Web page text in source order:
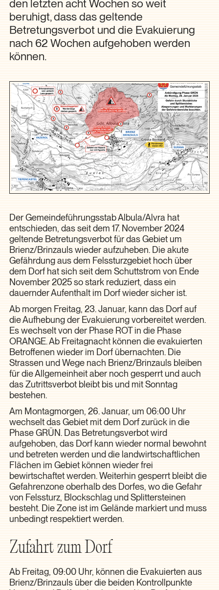
den letzten acht Wochen so weit
beruhigt, dass das geltende
Betretungsverbot und die Evakuierung
nach 62 Wochen aufgehoben werden
können.
Der Gemeindeführungsstab Albula/Alvra hat
entschieden, das seit dem 17. November 2024
geltende Betretungsverbot für das Gebiet um
Brienz/Brinzauls wieder aufzuheben. Die akute
Gefährdung aus dem Felssturzgebiet hoch über
dem Dorf hat sich seit dem Schuttstrom von Ende
November 2025 so stark reduziert, dass ein
dauernder Aufenthalt im Dorf wieder sicher ist.
Ab morgen Freitag, 23. Januar, kann das Dorf auf
die Aufhebung der Evakuierung vorbereitet werden.
Es wechselt von der Phase ROT in die Phase
ORANGE. Ab Freitagnacht können die evakuierten
Betroffenen wieder im Dorf übernachten. Die
Strassen und Wege nach Brienz/Brinzauls bleiben
für die Allgemeinheit aber noch gesperrt und auch
das Zutrittsverbot bleibt bis und mit Sonntag
bestehen.
Am Montagmorgen, 26. Januar, um 06:00 Uhr
wechselt das Gebiet mit dem Dorf zurück in die
Phase GRÜN. Das Betretungsverbot wird
aufgehoben, das Dorf kann wieder normal bewohnt
und betreten werden und die landwirtschaftlichen
Flächen im Gebiet können wieder frei
bewirtschaftet werden. Weiterhin gesperrt bleibt die
Gefahrenzone oberhalb des Dorfes, wo die Gefahr
von Felssturz, Blockschlag und Splittersteinen
besteht. Die Zone ist im Gelände markiert und muss
unbedingt respektiert werden.
Zufahrt zum Dorf
Ab Freitag, 09:00 Uhr, können die Evakuierten aus
Brienz/Brinzauls über die beiden Kontrollpunkte